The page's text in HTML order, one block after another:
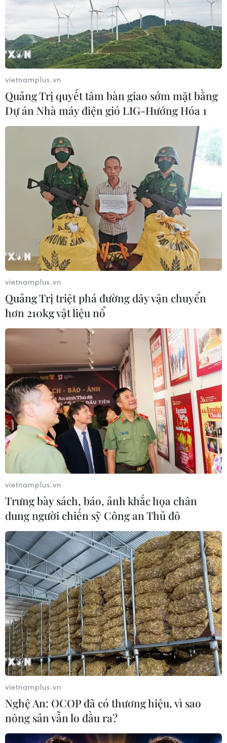
vietnamplus.vn
Quảng Trị quyết tâm bàn giao sớm mặt bằng
Dự án Nhà máy điện gió LIG-Hướng Hóa 1
vietnamplus.vn
Quảng Trị triệt phá đường dây vận chuyển
hơn 210kg vật liệu nổ
vietnamplus.vn
Trưng bày sách, báo, ảnh khắc họa chân
dung người chiến sỹ Công an Thủ đô
vietnamplus.vn
Nghệ An: OCOP đã có thương hiệu, vì sao
nông sản vẫn lo đầu ra?